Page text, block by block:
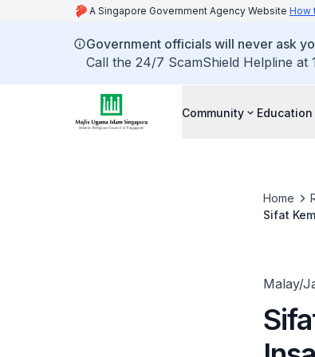
A Singapore Government Agency Website How
Government officials will never ask
Call the 24/7 ScamShield Helpline
Community Education
Home
Sifat
Malay/